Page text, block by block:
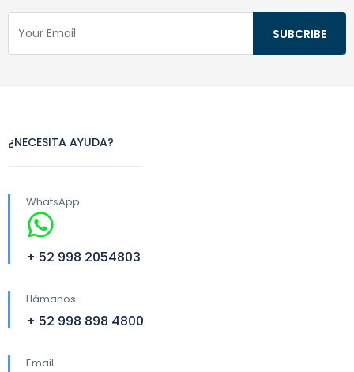
¿NECESITA AYUDA?
WhatsApp:
+ 52 998 2054803
Llámanos:
+ 52 998 898 4800
Email: